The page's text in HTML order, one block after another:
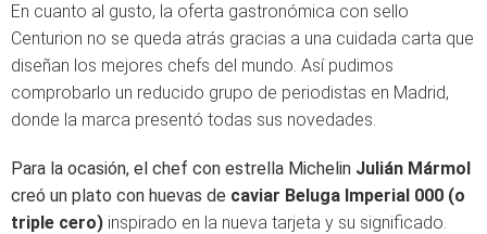
En cuanto al gusto, la oferta gastronómica con sello
Centurion no se queda atrás gracias a una cuidada carta que
diseñan los mejores chefs del mundo. Así pudimos
comprobarlo un reducido grupo de periodistas en Madrid,
donde la marca presentó todas sus novedades.
Para la ocasión, el chef con estrella Michelin Julián Mármol
creó un plato con huevas de caviar Beluga Imperial 000 (o
triple cero) inspirado en la nueva tarjeta y su significado.